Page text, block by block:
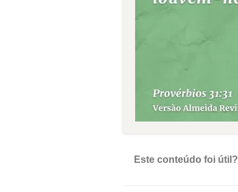
Este conteúdo foi útil?